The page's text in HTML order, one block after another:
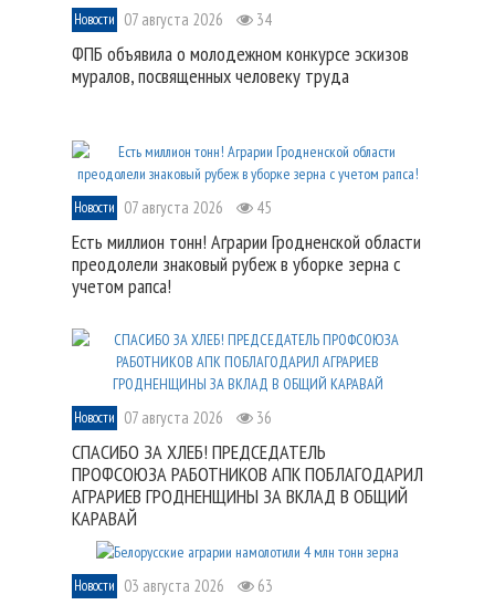
Новости 07 августа 2026 34
ФПБ объявила о молодежном конкурсе эскизов
муралов, посвященных человеку труда
Новости 07 августа 2026 45
Есть миллион тонн! Аграрии Гродненской области
преодолели знаковый рубеж в уборке зерна с
учетом рапса!
Новости 07 августа 2026 36
СПАСИБО ЗА ХЛЕБ! ПРЕДСЕДАТЕЛЬ
ПРОФСОЮЗА РАБОТНИКОВ АПК ПОБЛАГОДАРИЛ
АГРАРИЕВ ГРОДНЕНЩИНЫ ЗА ВКЛАД В ОБЩИЙ
КАРАВАЙ
Новости 03 августа 2026 63